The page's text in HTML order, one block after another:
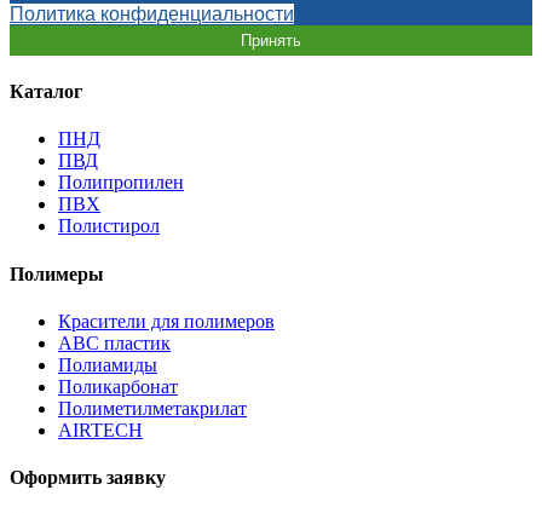
Политика конфиденциальности
Принять
Каталог
ПНД
ПВД
Полипропилен
ПВХ
Полистирол
Полимеры
Красители для полимеров
АВС пластик
Полиамиды
Поликарбонат
Полиметилметакрилат
AIRTECH
Оформить заявку